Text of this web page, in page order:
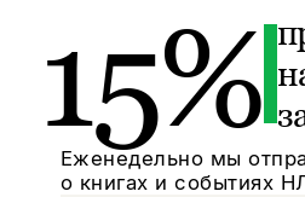
15%
Еженедельно мы
о книгах и событиях